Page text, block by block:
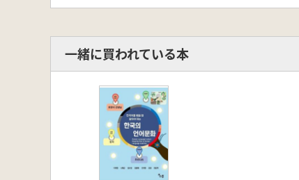
적 동기의 학습자를 아울러 다루었다.
一緒に買われている本